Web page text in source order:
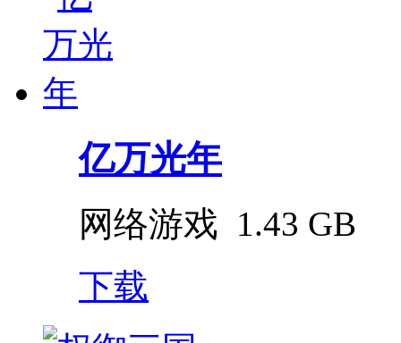
亿万光年
网络游戏 1.43 GB
下载